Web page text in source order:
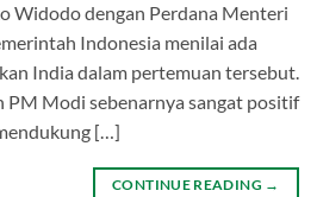
Widodo dengan Perdana Menteri
Indonesia menilai ada
India dalam pertemuan tersebut.
PM Modi sebenarnya sangat positif
[…]
CONTINUE READING →